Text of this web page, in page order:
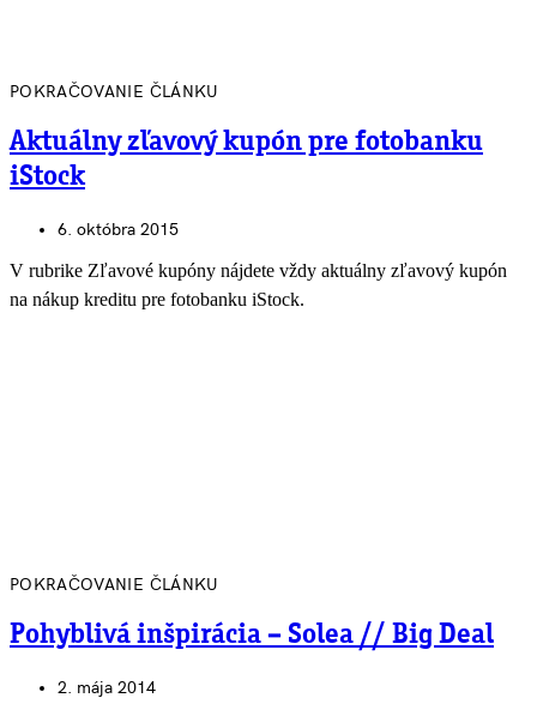
POKRAČOVANIE ČLÁNKU
Aktuálny zľavový kupón pre fotobanku
iStock
6. októbra 2015
V rubrike Zľavové kupóny nájdete vždy aktuálny zľavový kupón
na nákup kreditu pre fotobanku iStock.
POKRAČOVANIE ČLÁNKU
Pohyblivá inšpirácia – Solea // Big Deal
2. mája 2014